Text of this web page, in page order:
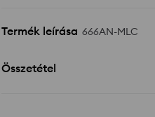
Termék leírása 666AN-MLC
Összetétel